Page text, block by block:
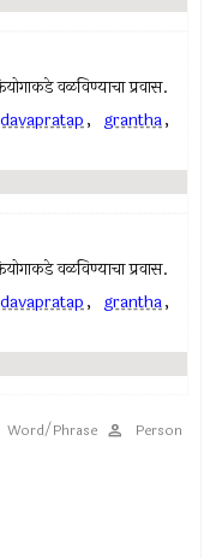
वळविण्याचा प्रवास.
, grantha,
वळविण्याचा प्रवास.
, grantha,
Word/Phrase Person